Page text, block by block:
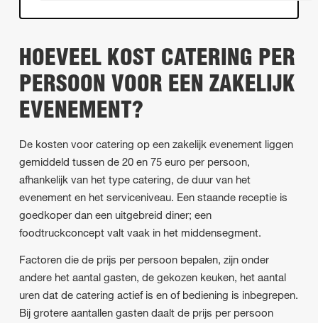
HOEVEEL KOST CATERING PER
PERSOON VOOR EEN ZAKELIJK
EVENEMENT?
De kosten voor catering op een zakelijk evenement liggen
gemiddeld tussen de 20 en 75 euro per persoon,
afhankelijk van het type catering, de duur van het
evenement en het serviceniveau. Een staande receptie is
goedkoper dan een uitgebreid diner; een
foodtruckconcept valt vaak in het middensegment.
Factoren die de prijs per persoon bepalen, zijn onder
andere het aantal gasten, de gekozen keuken, het aantal
uren dat de catering actief is en of bediening is inbegrepen.
Bij grotere aantallen gasten daalt de prijs per persoon